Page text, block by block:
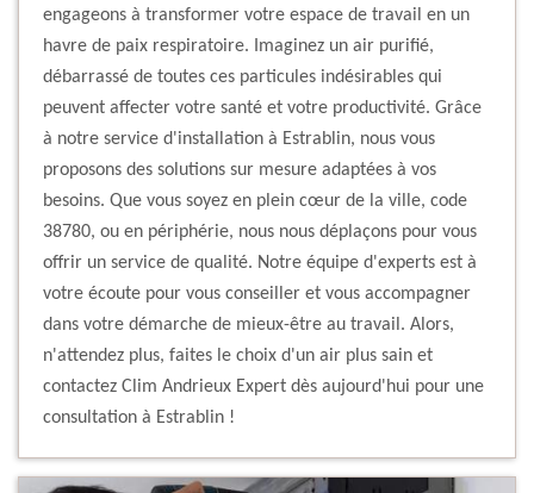
engageons à transformer votre espace de travail en un
havre de paix respiratoire. Imaginez un air purifié,
débarrassé de toutes ces particules indésirables qui
peuvent affecter votre santé et votre productivité. Grâce
à notre service d'installation à Estrablin, nous vous
proposons des solutions sur mesure adaptées à vos
besoins. Que vous soyez en plein cœur de la ville, code
38780, ou en périphérie, nous nous déplaçons pour vous
offrir un service de qualité. Notre équipe d'experts est à
votre écoute pour vous conseiller et vous accompagner
dans votre démarche de mieux-être au travail. Alors,
n'attendez plus, faites le choix d'un air plus sain et
contactez Clim Andrieux Expert dès aujourd'hui pour une
consultation à Estrablin !